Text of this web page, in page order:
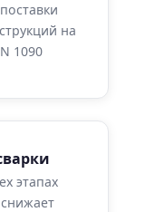
на
1090
этапах